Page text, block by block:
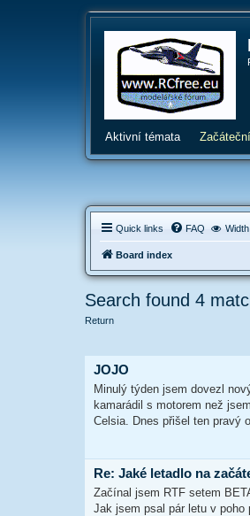
Aktivní témata
Quick links FAQ Width
Board index
Search found 4
Return
JOJO
Minulý týden jsem dovezl
kamarádil s motorem než
Celsia. Dnes přišel ten pravý
Re: Jaké letadlo na
Začínal jsem RTF setem
Jak jsem psal pár letu v poho